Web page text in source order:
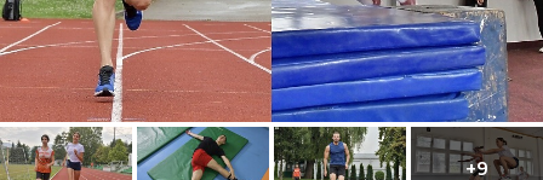
+9